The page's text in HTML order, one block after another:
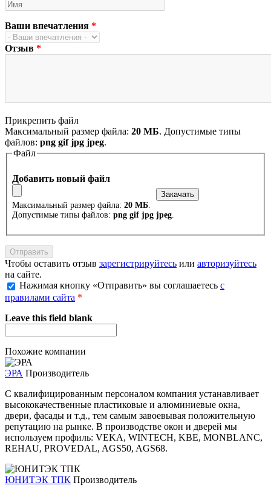
Ваши впечатления *
Отзыв *
Прикрепить файл
Максимальный размер файла: 20 МБ. Допустимые типы
файлов: png gif jpg jpeg.
Файл
Добавить новый файл
Максимальный размер файла: 20 МБ
Допустимые типы файлов: png gif jpg jpeg
Чтобы оставить отзыв зарегистрируйтесь или авторизуйтесь
на сайте.
Нажимая кнопку «Отправить» вы соглашаетесь с
правилами сайта *
Leave this field blank
Похожие компании
ЭРА Производитель
С квалифицированным персоналом компания устанавливает
высококачественные пластиковые и алюминиевые окна,
двери, фасады и т.д., тем самым завоевывая положительную
репутацию на рынке. В производстве окон и дверей мы
используем профиль: VEKA, WINTECH, KBE, MONBLANC,
REHAU, PROVEDAL, AGS50, AGS68.
ЮНИТЭК ТПК Производитель